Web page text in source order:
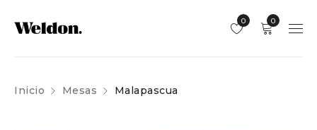
0
0
Inicio Mesas Malapascua